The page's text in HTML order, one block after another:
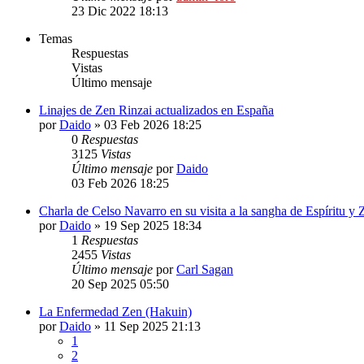
23 Dic 2022 18:13
Temas
Respuestas
Vistas
Último mensaje
Linajes de Zen Rinzai actualizados en España
porDaido » 03 Feb 2026 18:25
0 Respuestas
3125 Vistas
Último mensaje porDaido
03 Feb 2026 18:25
Charla de Celso Navarro en su visita a la sangha de Espíritu y
porDaido » 19 Sep 2025 18:34
1 Respuestas
2455 Vistas
Último mensaje porCarl Sagan
20 Sep 2025 05:50
La Enfermedad Zen (Hakuin)
porDaido » 11 Sep 2025 21:13
1
2